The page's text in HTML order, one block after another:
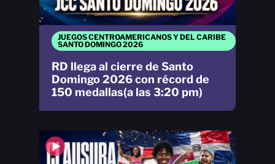
JUEGOS CENTROAMERICANOS Y DEL CARIBE
SANTO DOMINGO 2026
RD llega al cierre de Santo
Domingo 2026 con récord de
150 medallas(a las 3:20 pm)